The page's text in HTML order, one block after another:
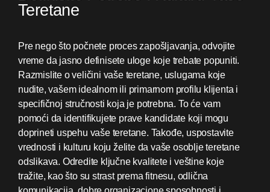
Teretane
Pre nego što počnete proces zapošljavanja, odvojite
vreme da jasno definisete uloge koje trebate popuniti.
Razmislite o veličini vaše teretane, uslugama koje
nudite, vašem idealnom ili primarnom profilu klijenta i
specifičnoj stručnosti koja je potrebna. To će vam
pomoći da identifikujete prave kandidate koji mogu
doprineti uspehu vaše teretane. Takođe, uspostavite
vrednosti i kulturu koju želite da vaše osoblje teretane
odslikava. Odredite ključne kvalitete i veštine koje
tražite, kao što su strast prema fitnesu, odlična